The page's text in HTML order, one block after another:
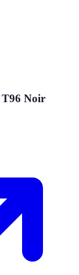
T96 Noir